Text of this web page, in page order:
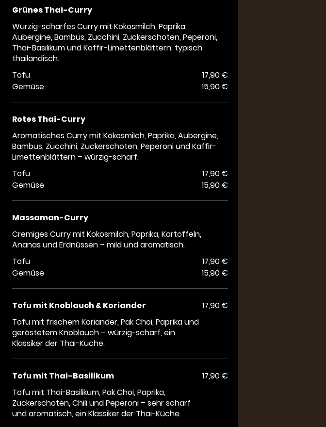
Grünes Thai-Curry
Würzig-scharfes Curry mit Kokosmilch, Paprika,
Aubergine, Bambus, Zucchini, Zuckerschoten, Peperoni,
Thai-Basilikum und Kaffir-Limettenblättern. typisch
thailändisch.
Tofu
17,90 €
Gemüse
15,90 €
Rotes Thai-Curry
Aromatisches Curry mit Kokosmilch, Paprika, Aubergine,
Bambus, Zucchini, Zuckerschoten, Peperoni und Kaffir-
Limettenblättern – würzig-scharf.
Tofu
17,90 €
Gemüse
15,90 €
Massaman-Curry
Cremiges Curry mit Kokosmilch, Paprika, Kartoffeln,
Ananas und Erdnüssen – mild und aromatisch.
Tofu
17,90 €
Gemüse
15,90 €
Tofu mit Knoblauch & Koriander
Tofu mit frischem Koriander, Pak Choi, Paprika und
geröstetem Knoblauch – würzig-scharf, ein
Klassiker der Thai-Küche.
17,90 €
Tofu mit Thai-Basilikum
Tofu mit Thai-Basilikum, Pak Choi, Paprika,
Zuckerschoten, Chili und Peperoni – sehr scharf
und aromatisch, ein Klassiker der Thai-Küche.
17,90 €